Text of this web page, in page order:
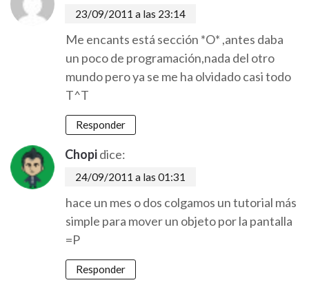
23/09/2011 a las 23:14
Me encants está sección *O* ,antes daba
un poco de programación,nada del otro
mundo pero ya se me ha olvidado casi todo
T^T
Responder
Chopidice:
24/09/2011 a las 01:31
hace un mes o dos colgamos un tutorial más
simple para mover un objeto por la pantalla
=P
Responder